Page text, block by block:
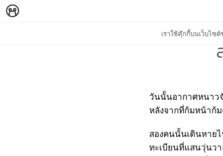
เราใช้คุ๊กกี้บนเว็บไซ
วันนั้นอากาศหนาวจั
หลังจากที่ก้มหน้าก้
สองคนนั้นเดินหายไ
ทะเบียนที่แสนวุ่นวา